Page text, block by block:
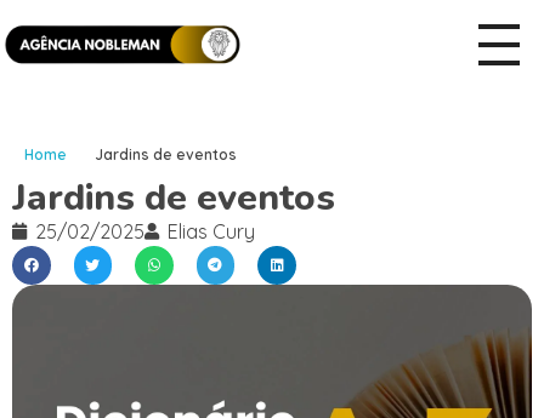
Home Jardins de eventos
Jardins de eventos
25/02/2025 Elias Cury